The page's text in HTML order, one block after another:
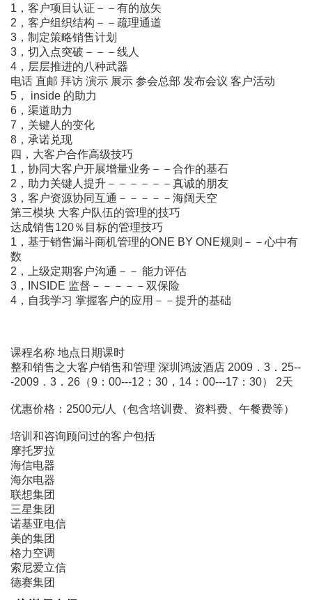
1，客户项目认证－－有的放矢
2，客户组织结构－－疏理通道
3，制定策略销售计划
3，切入点突破－－－线人
4，层层推进的八种武器
电话 直邮 拜访 演示 展示 参会总部 发布会议 客户活动
5， inside 的助力
6，渠道助力
7，关键人的变化
8，承诺兑现
四，大客户合作高级技巧
1，协同大客户开展增量业务－－合作的基石
2，助力关键人提升－－－－－－真诚的朋友
3，客户资源协同互通－－－－－海阔天空
第三模块 大客户队伍的管理的技巧
达成销售120％目标的管理技巧
1，基于销售漏斗商机管理的ONE BY ONE规则－－心中有
数
2，上级定期客户沟通－－ 能力评估
3，INSIDE 监督－－－－－双保险
4，自我学习 掌握客户的应用－－提升的基础
课程名称 地点日期课时
整和销售之大客户销售和管理 深圳鸿波酒店 2009．3．25--
-2009．3．26（9：00---12：30，14：00---17：30） 2天
优惠价格：2500元/人（包含培训费、资料费、午餐费等）
培训和咨询顾问过的客户包括
摩托罗拉
海信电器
海尔电器
联想集团
三星集团
诺基亚电信
美的集团
格力空调
索尼爱立信
德赛集团